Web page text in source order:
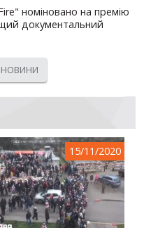
номіновано на премію
документальний
НОВИНИ
15/11/2020